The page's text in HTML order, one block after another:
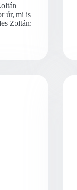
úr, mi is
Zoltán: